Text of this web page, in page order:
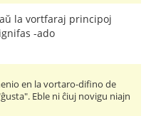
la vortfaraj principoj
-ado
en la vortaro-difino de
Eble ni ĉiuj novigu niajn